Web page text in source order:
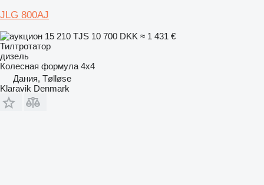
JLG 800AJ
15 210 TJS 10 700 DKK ≈ 1 431 €
Тилтротатор
дизель
Колесная формула 4x4
Дания, Tølløse
Klaravik Denmark